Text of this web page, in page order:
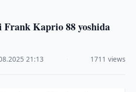
Frank Kaprio 88 yoshida
·21:13 1711 views